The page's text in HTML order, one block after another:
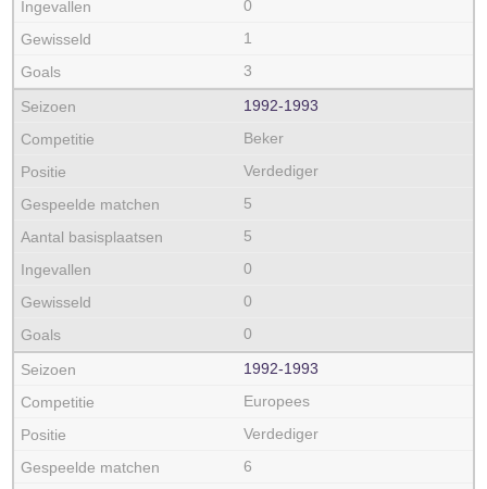
0
1
3
1992‑1993
Beker
Verdediger
5
5
0
0
0
1992‑1993
Europees
Verdediger
6